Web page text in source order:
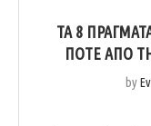
ΤΑ 8
ΠΟΤΈ ΑΠΌ
by